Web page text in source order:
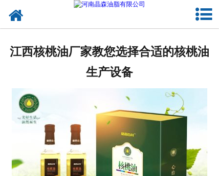
葡萄籽油
产品中心
新闻资讯
江西核桃油厂家教您选择合适的核桃油
生产设备